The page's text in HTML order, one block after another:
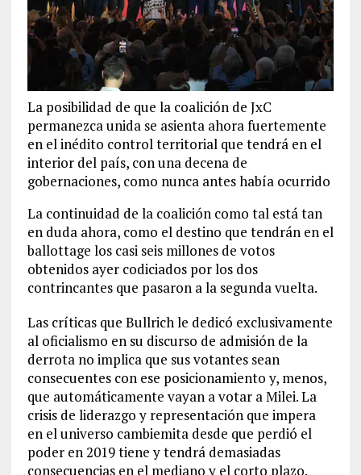
La posibilidad de que la coalición de JxC
permanezca unida se asienta ahora fuertemente
en el inédito control territorial que tendrá en el
interior del país, con una decena de
gobernaciones, como nunca antes había ocurrido
La continuidad de la coalición como tal está tan
en duda ahora, como el destino que tendrán en el
ballottage los casi seis millones de votos
obtenidos ayer codiciados por los dos
contrincantes que pasaron a la segunda vuelta.
Las críticas que Bullrich le dedicó exclusivamente
al oficialismo en su discurso de admisión de la
derrota no implica que sus votantes sean
consecuentes con ese posicionamiento y, menos,
que automáticamente vayan a votar a Milei. La
crisis de liderazgo y representación que impera
en el universo cambiemita desde que perdió el
poder en 2019 tiene y tendrá demasiadas
consecuencias en el mediano y el corto plazo.